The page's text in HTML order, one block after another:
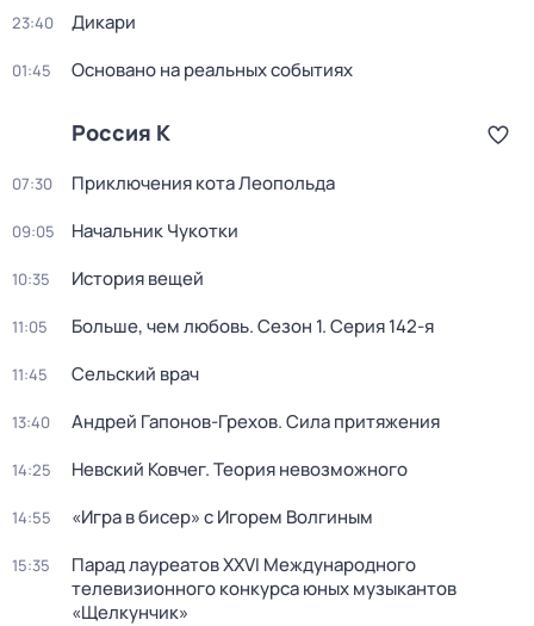
23:40 Дикари
01:45 Основано на реальных событиях
Россия К
07:30 Приключения кота Леопольда
09:05 Начальник Чукотки
10:35 История вещей
11:05 Больше, чем любовь. Сезон 1. Серия 142-я
11:45 Сельский врач
13:40 Андрей Гапонов-Грехов. Сила притяжения
14:25 Невский Ковчег. Теория невозможного
14:55 «Игра в бисер» с Игорем Волгиным
15:35
Парад лауреатов XXVI Международного
телевизионного конкурса юных музыкантов
«Щелкунчик»